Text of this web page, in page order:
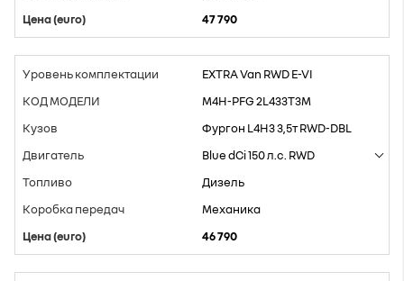
47 790
EXTRA Van RWD E-VI
M4H-PFG 2L433T3M
Фургон L4H3 3,5т RWD-DBL
Blue dCi 150 л.с. RWD
Дизель
Mеханика
46 790